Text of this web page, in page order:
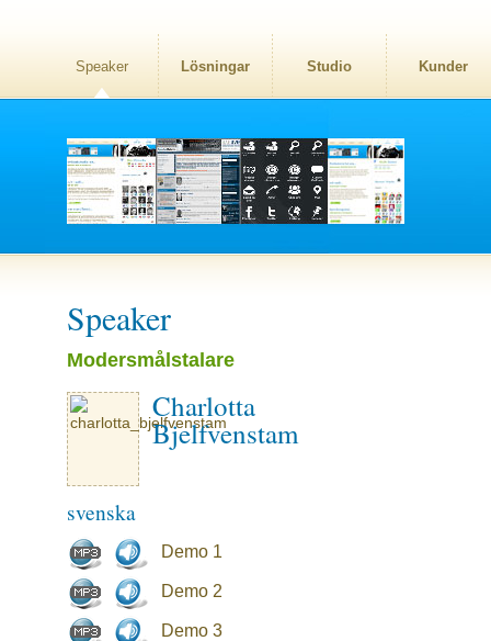
Speaker Lösningar Studio Kunder
Speaker
Modersmålstalare
Charlotta
Bjelfvenstam
svenska
Demo 1
Demo 2
Demo 3